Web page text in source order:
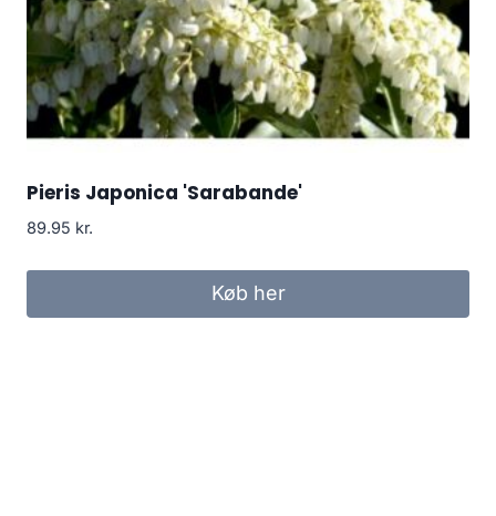
Pieris Japonica 'Sarabande'
89.95 kr.
Køb her